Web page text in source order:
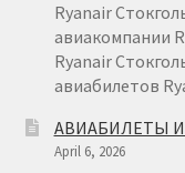
Ryanair
авиакомпании
Ryanair
авиабилетов
АВИАБИЛЕТЫ
April 6, 2026